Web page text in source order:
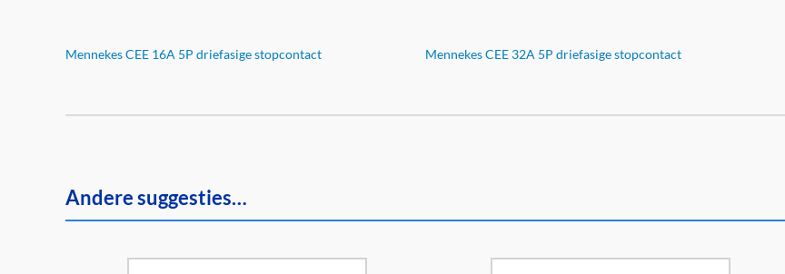
Mennekes CEE 16A 5P driefasige stopcontact Mennekes CEE 32A 5P driefasige stopcontact
Andere suggesties…